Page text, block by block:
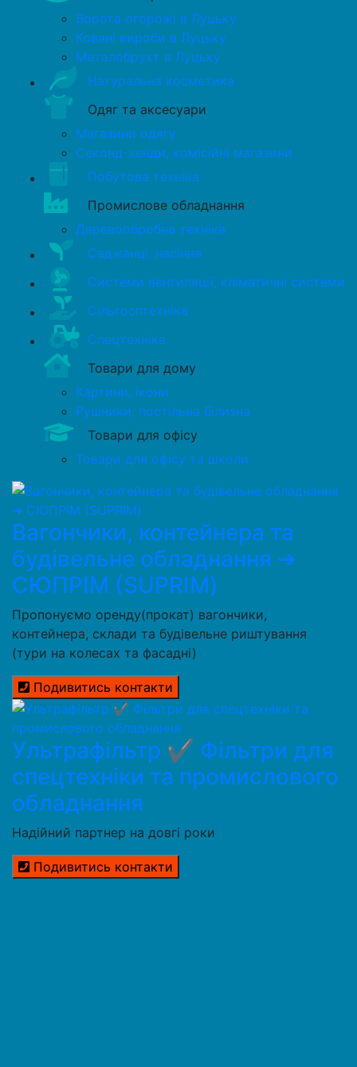
Ворота огорожі в Луцьку
Ковані вироби в Луцьку
Металобрухт в Луцьку
Натуральна косметика
Одяг та аксесуари
Магазини одягу
Секонд-хенди, комісійні магазини
Побутова техніка
Промислове обладнання
Деревообробна техніка
Саджанці, насіння
Системи вентиляції, кліматичні системи
Сільгосптехніка
Спецтехніка
Товари для дому
Картини, ікони
Рушники, постільна білизна
Товари для офісу
Товари для офісу та школи
Вагончики, контейнера та
будівельне обладнання ➔
СЮПРІМ (SUPRIM)
Пропонуємо оренду(прокат) вагончики,
контейнера, склади та будівельне риштування
(тури на колесах та фасадні)
Подивитись контакти
Ультрафільтр ✔️ Фільтри для
спецтехніки та промислового
обладнання
Надійний партнер на довгі роки
Подивитись контакти